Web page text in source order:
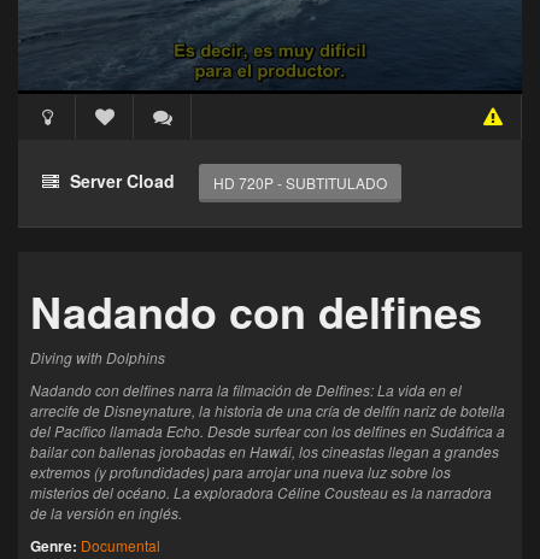
Haz clic 3 veces en el botón para desbloquear este
reproductor
Clics: 0/3
Server Cload HD 720P - SUBTITULADO
Nadando con delfines
Diving with Dolphins
Nadando con delfines narra la filmación de Delfines: La vida en el
arrecife de Disneynature, la historia de una cría de delfín nariz de botella
del Pacífico llamada Echo. Desde surfear con los delfines en Sudáfrica a
bailar con ballenas jorobadas en Hawái, los cineastas llegan a grandes
extremos (y profundidades) para arrojar una nueva luz sobre los
misterios del océano. La exploradora Céline Cousteau es la narradora
de la versión en inglés.
Genre: Documental